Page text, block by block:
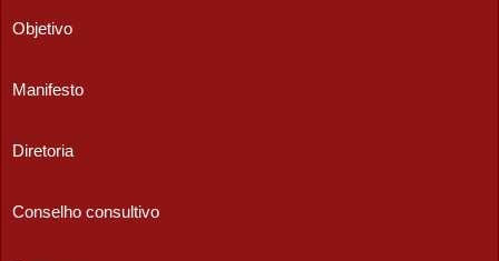
Objetivo
Manifesto
Diretoria
Conselho consultivo